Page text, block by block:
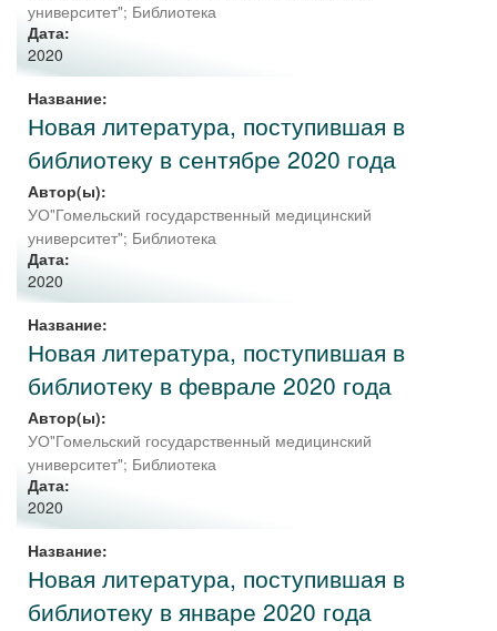
университет"; Библиотека
Дата:
2020
Название:
Новая литература, поступившая в
библиотеку в сентябре 2020 года
Автор(ы):
УО"Гомельский государственный медицинский
университет"; Библиотека
Дата:
2020
Название:
Новая литература, поступившая в
библиотеку в феврале 2020 года
Автор(ы):
УО"Гомельский государственный медицинский
университет"; Библиотека
Дата:
2020
Название:
Новая литература, поступившая в
библиотеку в январе 2020 года